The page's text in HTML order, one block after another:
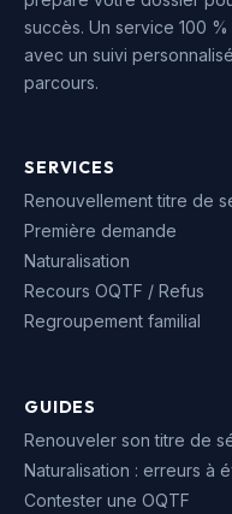
succès. Un service 100
avec un suivi
parcours.
SERVICES
Renouvellement titre de
Première demande
Naturalisation
Recours OQTF / Refus
Regroupement familial
GUIDES
Renouveler son titre de
Naturalisation : erreurs à
Contester une OQTF